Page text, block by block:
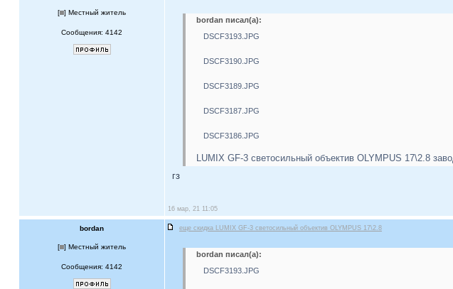
[ ] Местный житель
Сообщения: 4142
bordan писал(а):
DSCF3193.JPG
DSCF3190.JPG
DSCF3189.JPG
DSCF3187.JPG
DSCF3186.JPG
LUMIX GF-3 светосильный объектив OLYMPUS 17\2.8
гз
16 мар, 21 11:05
bordan еще скидка LUMIX GF-3 светосильный объектив OLYMPUS 17\2.8
[ ] Местный житель
Сообщения: 4142
bordan писал(а):
DSCF3193.JPG